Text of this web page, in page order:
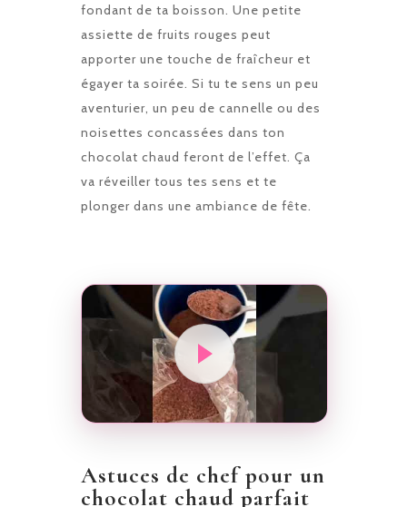
fondant de ta boisson. Une petite
assiette de fruits rouges peut
apporter une touche de fraîcheur et
égayer ta soirée. Si tu te sens un peu
aventurier, un peu de cannelle ou des
noisettes concassées dans ton
chocolat chaud feront de l’effet. Ça
va réveiller tous tes sens et te
plonger dans une ambiance de fête.
Astuces de chef pour un
chocolat chaud parfait